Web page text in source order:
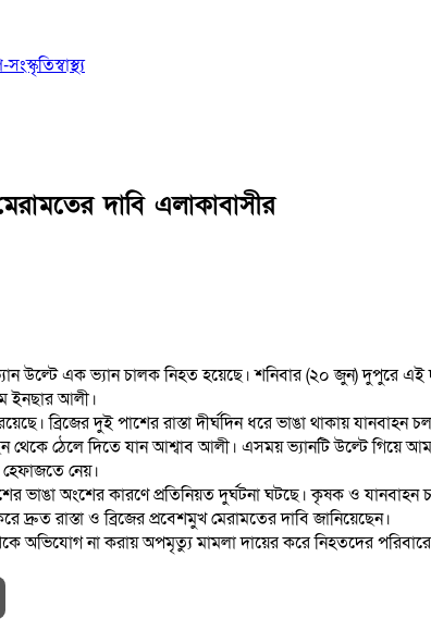
সংস্কৃতিস্বাস্থ্য
দাবি এলাকাবাসীর
উল্টে এক ভ্যান চালক নিহত হয়েছে। শনিবার (২০ জুন) দুপুরে এই
ইনছার আলী।
ব্রিজের দুই পাশের রাস্তা দীর্ঘদিন ধরে ভাঙা থাকায়
ঠেলে দিতে যান আশ্বাব আলী। এসময় ভ্যানটি উল্টে গিয়ে আম
নেয়।
ভাঙা অংশের কারণে প্রতিনিয়ত দুর্ঘটনা ঘটছে। কৃষক ও
দ্রুত রাস্তা ও ব্রিজের প্রবেশমুখ মেরামতের দাবি জানিয়েছেন।
অভিযোগ না করায় অপমৃত্যু মামলা দায়ের করে নিহতদের